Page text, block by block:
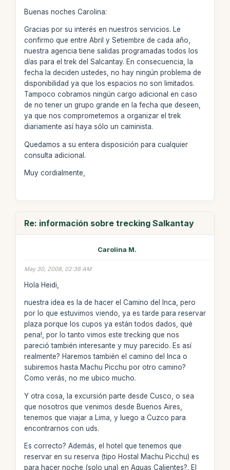
Buenas noches Carolina:
Gracias por su interés en nuestros servicios. Le
confirmo que entre Abril y Setiembre de cada año,
nuestra agencia tiene salidas programadas todos los
días para el trek del Salcantay. En consecuencia, la
fecha la deciden ustedes, no hay ningún problema de
disponibilidad ya que los espacios no son limitados.
Tampoco cobramos ningún cargo adicional en caso
de no tener un grupo grande en la fecha que deseen,
ya que nos comprometemos a organizar el trek
diariamente así haya sólo un caminista.
Quedamos a su entera disposición para cualquier
consulta adicional.
Muy cordialmente,
Re: información sobre trecking Salkantay
Carolina M.
May 30, 2008, 02:36 AM
Hola Heidi,
nuestra idea es la de hacer el Camino del Inca, pero
por lo que estuvimos viendo, ya es tarde para reservar
plaza porque los cupos ya están todos dados, qué
pena!, por lo tanto vimos este trecking que nos
pareció también interesante y muy parecido. Es así
realmente? Haremos también el camino del Inca o
subiremos hasta Machu Picchu por otro camino?
Como verás, no me ubico mucho.
Y otra cosa, la excursión parte desde Cusco, o sea
que nosotros que venimos desde Buenos Aires,
tenemos que viajar a Lima, y luego a Cuzco para
encontrarnos con uds.
Es correcto? Además, el hotel que tenemos que
reservar en su reserva (tipo Hostal Machu Picchu) es
para hacer noche (solo una) en Aguas Calientes?. El